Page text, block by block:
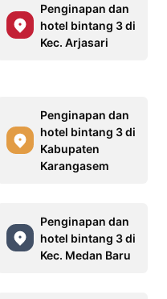
Penginapan dan
hotel bintang 3 di
Kec. Arjasari
Penginapan dan
hotel bintang 3 di
Kabupaten
Karangasem
Penginapan dan
hotel bintang 3 di
Kec. Medan Baru